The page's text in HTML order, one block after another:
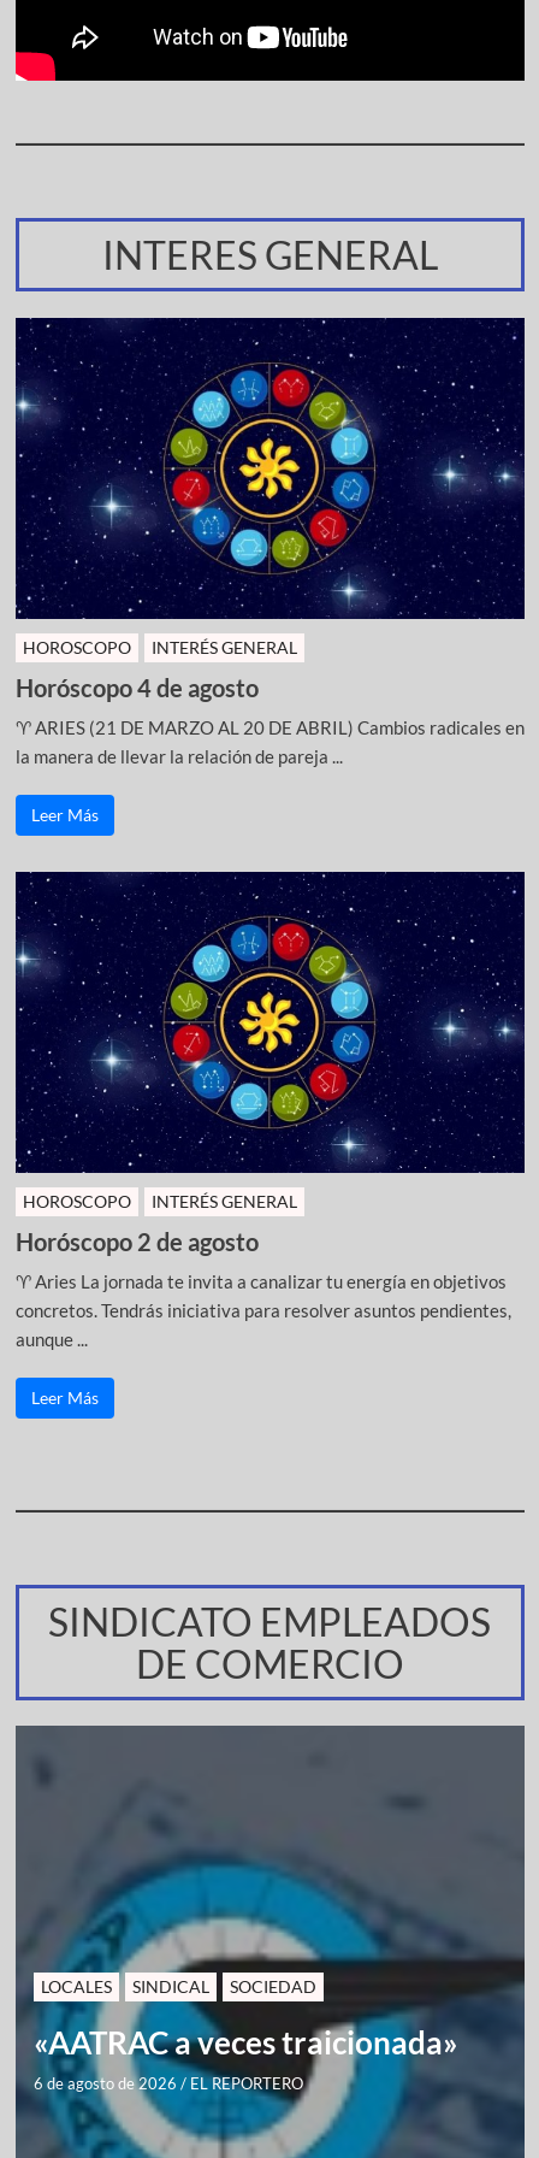
INTERES GENERAL
HOROSCOPO INTERÉS GENERAL
Horóscopo 4 de agosto
♈ ARIES (21 DE MARZO AL 20 DE ABRIL) Cambios radicales en
la manera de llevar la relación de pareja ...
Leer Más
HOROSCOPO INTERÉS GENERAL
Horóscopo 2 de agosto
♈ Aries La jornada te invita a canalizar tu energía en objetivos
concretos. Tendrás iniciativa para resolver asuntos pendientes,
aunque ...
Leer Más
SINDICATO EMPLEADOS
DE COMERCIO
LOCALES SINDICAL SOCIEDAD
«AATRAC a veces traicionada»
6 de agosto de 2026 / EL REPORTERO